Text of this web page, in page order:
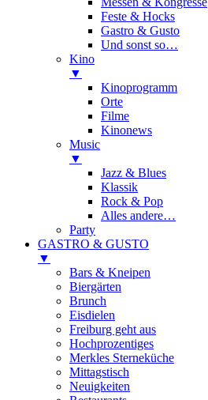
Feste & Hocks
Gastro & Gusto
Und sonst so…
Kino
▼
Kinoprogramm
Orte
Filme
Kinonews
Music
▼
Jazz & Blues
Klassik
Rock & Pop
Alles andere…
Party
GASTRO & GUSTO
▼
Bars & Kneipen
Biergärten
Brunch
Eisdielen
Freiburg geht aus
Hochprozentiges
Merkles Sterneküche
Mittagstisch
Neuigkeiten